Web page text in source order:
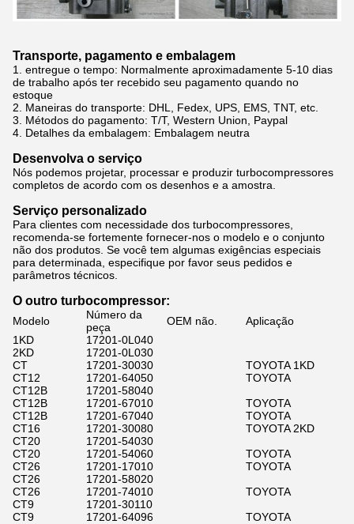
Transporte, pagamento e embalagem
1. entregue o tempo: Normalmente aproximadamente 5-10 dias
de trabalho após ter recebido seu pagamento quando no
estoque
2. Maneiras do transporte: DHL, Fedex, UPS, EMS, TNT, etc.
3. Métodos do pagamento: T/T, Western Union, Paypal
4. Detalhes da embalagem: Embalagem neutra
Desenvolva o serviço
Nós podemos projetar, processar e produzir turbocompressores
completos de acordo com os desenhos e a amostra.
Serviço personalizado
Para clientes com necessidade dos turbocompressores,
recomenda-se fortemente fornecer-nos o modelo e o conjunto
não dos produtos. Se você tem algumas exigências especiais
para determinada, especifique por favor seus pedidos e
parâmetros técnicos.
O outro turbocompressor:
Modelo
Número da
peça
OEM não.
Aplicação
1KD
17201-0L040
2KD
17201-0L030
CT
17201-30030
TOYOTA 1KD
CT12
17201-64050
TOYOTA
CT12B
17201-58040
CT12B
17201-67010
TOYOTA
CT12B
17201-67040
TOYOTA
CT16
17201-30080
TOYOTA 2KD
CT20
17201-54030
CT20
17201-54060
TOYOTA
CT26
17201-17010
TOYOTA
CT26
17201-58020
CT26
17201-74010
TOYOTA
CT9
17201-30110
CT9
17201-64096
TOYOTA